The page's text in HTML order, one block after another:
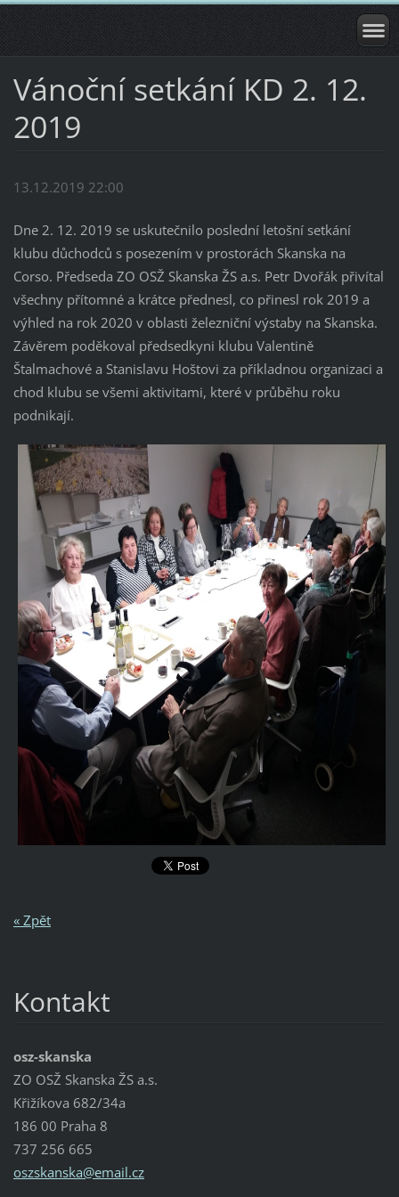
Vánoční setkání KD 2. 12.
2019
13.12.2019 22:00
Dne 2. 12. 2019 se uskutečnilo poslední letošní setkání
klubu důchodců s posezením v prostorách Skanska na
Corso. Předseda ZO OSŽ Skanska ŽS a.s. Petr Dvořák přivítal
všechny přítomné a krátce přednesl, co přinesl rok 2019 a
výhled na rok 2020 v oblasti železniční výstaby na Skanska.
Závěrem poděkoval předsedkyni klubu Valentině
Štalmachové a Stanislavu Hoštovi za příkladnou organizaci a
chod klubu se všemi aktivitami, které v průběhu roku
podnikají.
« Zpět
Kontakt
osz-skanska
ZO OSŽ Skanska ŽS a.s.
Křižíkova 682/34a
186 00 Praha 8
737 256 665
oszskanska@email.cz